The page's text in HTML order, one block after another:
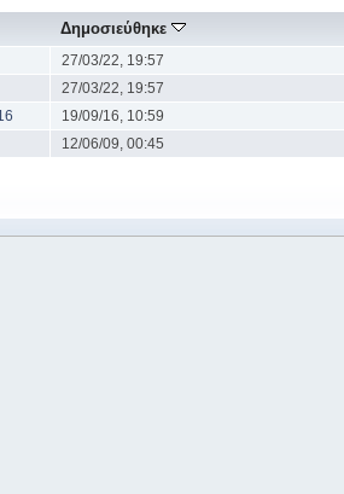
Δημοσιεύθηκε
27/03/22, 19:57
27/03/22, 19:57
19/09/16, 10:59
12/06/09, 00:45